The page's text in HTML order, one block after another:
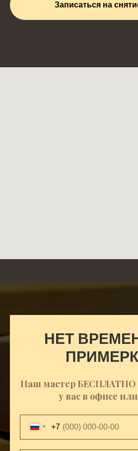
Записаться на
НЕТ
Наш мастер БЕСПЛАТНО
у вас в офисе
+7